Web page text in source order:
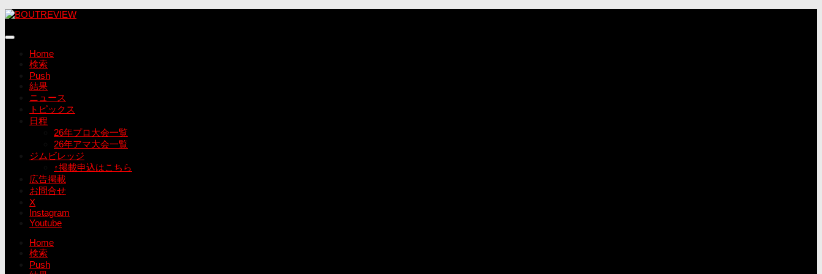
コ
テ
Home
検索
Push
結果
ニュース
トピックス
日程
26年プロ大会一覧
26年アマ大会一覧
ジムビレッジ
↑掲載申込はこちら
広告掲載
お問合せ
X
Instagram
Youtube
Home
検索
Push